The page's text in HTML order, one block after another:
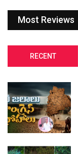
Most Reviews
RECENT